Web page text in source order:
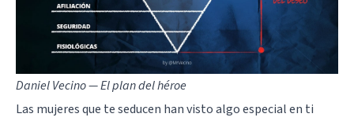
Daniel Vecino — El plan del héroe
Las mujeres que te seducen han visto algo especial en ti